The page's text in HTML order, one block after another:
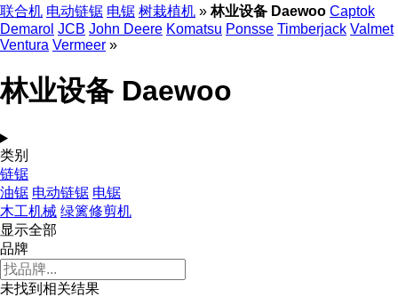
联合机 电动链锯 电锯 树栽植机 » 林业设备 Daewoo Captok
Demarol JCB John Deere Komatsu Ponsse Timberjack Valmet
Ventura Vermeer »
林业设备 Daewoo
类别
链锯
油锯 电动链锯 电锯
木工机械 绿篱修剪机
显示全部
品牌
未找到相关结果